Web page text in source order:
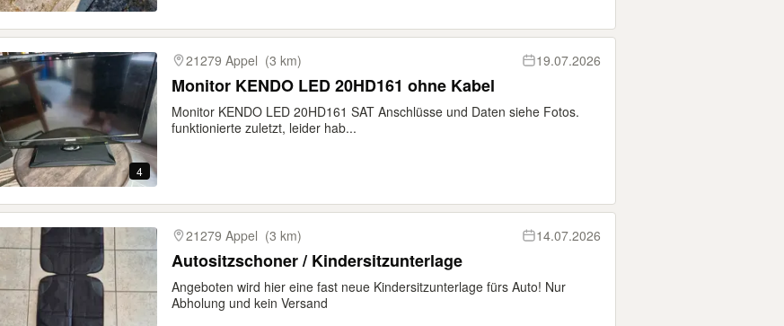
4
21279 Appel (3 km) 19.07.2026
Monitor KENDO LED 20HD161 ohne Kabel
Monitor KENDO LED 20HD161 SAT Anschlüsse und Daten siehe Fotos.
funktionierte zuletzt, leider hab...
21279 Appel (3 km) 14.07.2026
Autositzschoner / Kindersitzunterlage
Angeboten wird hier eine fast neue Kindersitzunterlage fürs Auto! Nur
Abholung und kein Versand